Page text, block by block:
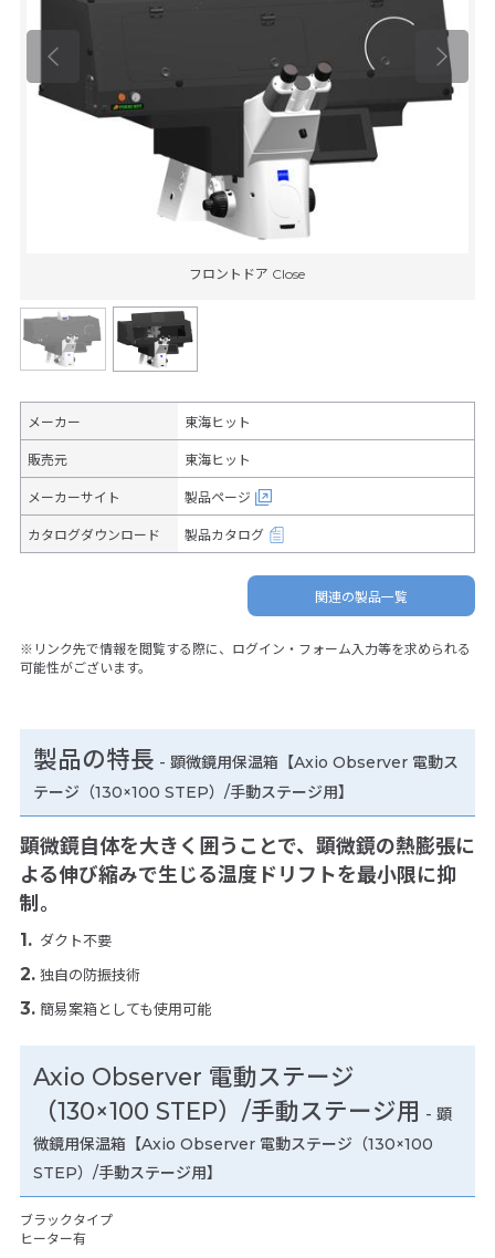
フロントドア Close
メーカー 東海ヒット
販売元 東海ヒット
メーカーサイト 製品ページ
カタログダウンロード 製品カタログ
関連の製品一覧
※リンク先で情報を閲覧する際に、ログイン・フォーム入力等を求められる
可能性がございます。
製品の特長 - 顕微鏡用保温箱【Axio Observer 電動ス
テージ（130×100 STEP）/手動ステージ用】
顕微鏡自体を大きく囲うことで、顕微鏡の熱膨張に
よる伸び縮みで生じる温度ドリフトを最小限に抑
制。
ダクト不要
独自の防振技術
簡易案箱としても使用可能
Axio Observer 電動ステージ
（130×100 STEP）/手動ステージ用 - 顕
微鏡用保温箱【Axio Observer 電動ステージ（130×100
STEP）/手動ステージ用】
ブラックタイプ
ヒーター有